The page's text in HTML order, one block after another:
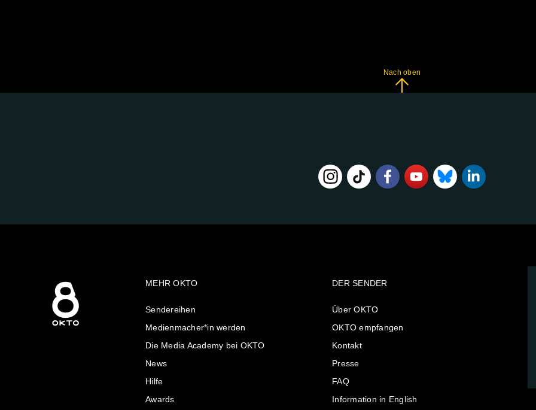
Nach oben
MEHR OKTO
Sendereihen
Medienmacher*in werden
Die Media Academy bei OKTO
News
Hilfe
Awards
DER SENDER
Über OKTO
OKTO empfangen
Kontakt
Presse
FAQ
Information in English